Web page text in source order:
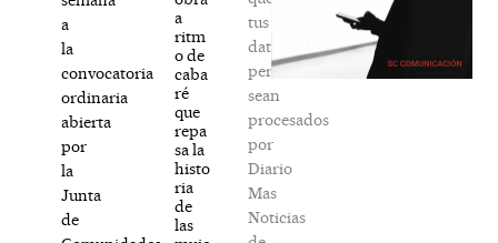
a
la
convocatoria
ordinaria
abierta
por
la
Junta
de
a
ritm
o de
caba
ré
que
repa
sa la
histo
ria
de
las
tus
datos
personales
sean
procesados
por
Diario
Mas
Noticias